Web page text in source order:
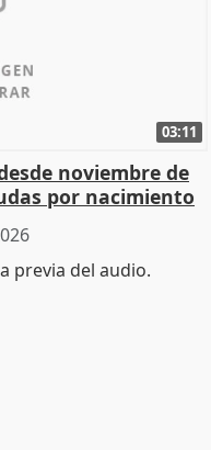
03:11
noviembre de
por nacimiento